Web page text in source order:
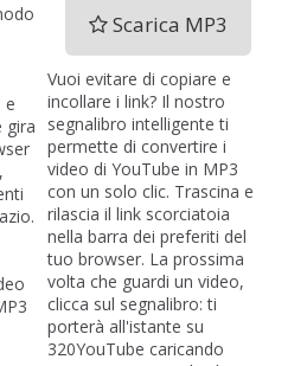
e
gira
Scarica MP3
Vuoi evitare di copiare e
incollare i link? Il nostro
segnalibro intelligente ti
permette di convertire i
video di YouTube in MP3
con un solo clic. Trascina e
rilascia il link scorciatoia
nella barra dei preferiti del
tuo browser. La prossima
volta che guardi un video,
clicca sul segnalibro: ti
porterà all'istante su
320YouTube caricando